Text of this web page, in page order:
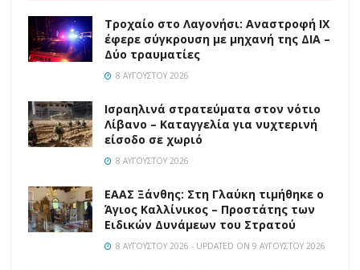
Τροχαίο στο Λαγονήσι: Αναστροφή ΙΧ
έφερε σύγκρουση με μηχανή της ΔΙΑ –
Δύο τραυματίες
8 ΑΥΓΟΎΣΤΟΥ 2026
Ισραηλινά στρατεύματα στον νότιο
Λίβανο – Καταγγελία για νυχτερινή
είσοδο σε χωριό
8 ΑΥΓΟΎΣΤΟΥ 2026
EAAΣ Ξάνθης: Στη Γλαύκη τιμήθηκε ο
Άγιος Καλλίνικος – Προστάτης των
Ειδικών Δυνάμεων του Στρατού
8 ΑΥΓΟΎΣΤΟΥ 2026 - UPDATED ON 9 ΑΥΓΟΎΣΤΟΥ 2026